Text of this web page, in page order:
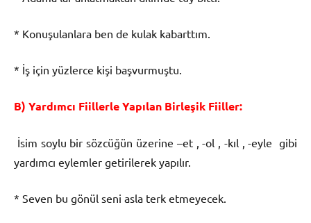
* Konuşulanlara ben de kulak kabarttım.
* İş için yüzlerce kişi başvurmuştu.
B) Yardımcı Fiillerle Yapılan Birleşik Fiiller:
İsim soylu bir sözcüğün üzerine –et , -ol , -kıl , -eyle gibi
yardımcı eylemler getirilerek yapılır.
* Seven bu gönül seni asla terk etmeyecek.